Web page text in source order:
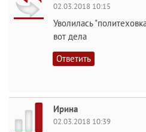
02.03.2018 10:15
Уволилась
вот дела
Ответить
Ирина
02.03.2018 10:39